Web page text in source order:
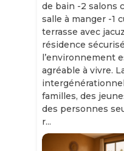
de bain -2 salons
salle à manger -1
terrasse avec
résidence
l’environnement
agréable à vivre.
familles, des
des personnes
r...
Slide 1 of 11